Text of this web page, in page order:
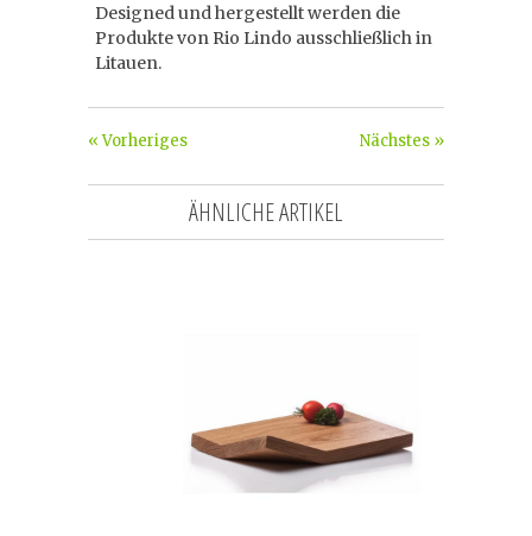
Designed und hergestellt werden die
Produkte von Rio Lindo ausschließlich in
Litauen.
Nächstes »
« Vorheriges
ÄHNLICHE ARTIKEL